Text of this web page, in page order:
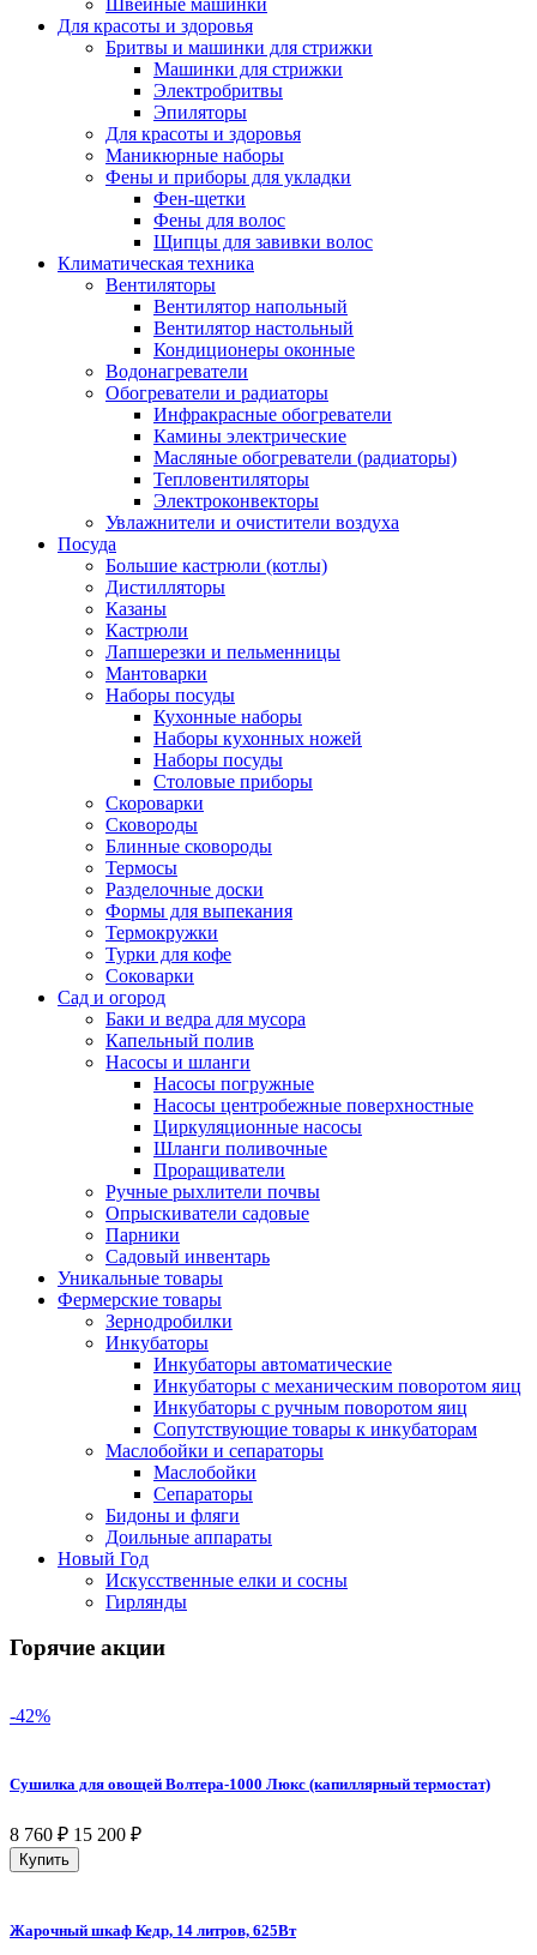
Для красоты и здоровья
Бритвы и машинки для стрижки
Машинки для стрижки
Электробритвы
Эпиляторы
Для красоты и здоровья
Маникюрные наборы
Фены и приборы для укладки
Фен-щетки
Фены для волос
Щипцы для завивки волос
Климатическая техника
Вентиляторы
Вентилятор напольный
Вентилятор настольный
Кондиционеры оконные
Водонагреватели
Обогреватели и радиаторы
Инфракрасные обогреватели
Камины электрические
Масляные обогреватели (радиаторы)
Тепловентиляторы
Электроконвекторы
Увлажнители и очистители воздуха
Посуда
Большие кастрюли (котлы)
Дистилляторы
Казаны
Кастрюли
Лапшерезки и пельменницы
Мантоварки
Наборы посуды
Кухонные наборы
Наборы кухонных ножей
Наборы посуды
Столовые приборы
Скороварки
Сковороды
Блинные сковороды
Термосы
Разделочные доски
Формы для выпекания
Термокружки
Турки для кофе
Соковарки
Сад и огород
Баки и ведра для мусора
Капельный полив
Насосы и шланги
Насосы погружные
Насосы центробежные поверхностные
Циркуляционные насосы
Шланги поливочные
Проращиватели
Ручные рыхлители почвы
Опрыскиватели садовые
Парники
Садовый инвентарь
Уникальные товары
Фермерские товары
Зернодробилки
Инкубаторы
Инкубаторы автоматические
Инкубаторы с механическим поворотом яиц
Инкубаторы с ручным поворотом яиц
Сопутствующие товары к инкубаторам
Маслобойки и сепараторы
Маслобойки
Сепараторы
Бидоны и фляги
Доильные аппараты
Новый Год
Искусственные елки и сосны
Гирлянды
Горячие акции
-42%
Сушилка для овощей Волтера-1000 Люкс (капиллярный термостат)
8 760 ₽ 15 200 ₽
Купить
Жарочный шкаф Кедр, 14 литров, 625Вт